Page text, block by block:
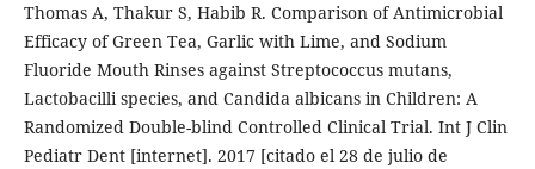
Thomas A, Thakur S, Habib R. Comparison of Antimicrobial
Efficacy of Green Tea, Garlic with Lime, and Sodium
Fluoride Mouth Rinses against Streptococcus mutans,
Lactobacilli species, and Candida albicans in Children: A
Randomized Double-blind Controlled Clinical Trial. Int J Clin
Pediatr Dent [internet]. 2017 [citado el 28 de julio de